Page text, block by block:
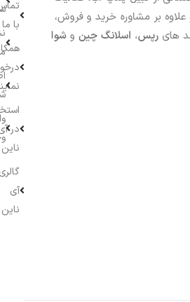
بر مشاوره خرید و فروش،
های رپس، اسلانگ چین و شوا
با ما
در
ناین
آی
ناین